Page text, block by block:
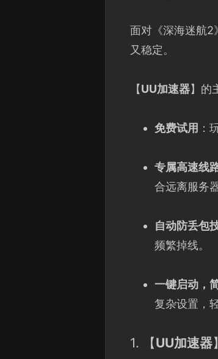
面对《深海迷航2
又稳定。
【UU加速器】的
免费试用 ：
专属高速线
合远离服务
自动防丢包
频繁掉线。
一键启动，
复杂设置，
1. 【UU加速器